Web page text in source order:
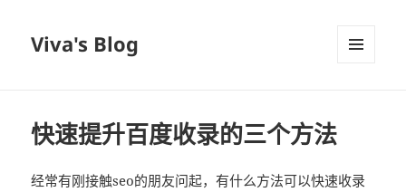
Viva's Blog
快速提升百度收录的三个方法
经常有刚接触seo的朋友问起，有什么方法可以快速收录